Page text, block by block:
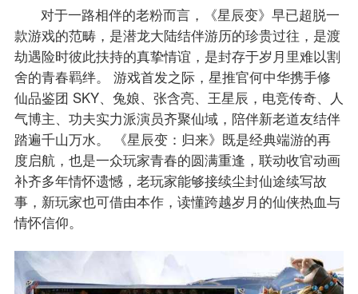
对于一路相伴的老粉而言，《星辰变》早已超脱一
款游戏的范畴，是潜龙大陆结伴游历的珍贵过往，是渡
劫遇险时彼此扶持的真挚情谊，是封存于岁月里难以割
舍的青春羁绊。 游戏首发之际，星推官何中华携手修
仙品鉴团 SKY、兔娘、张含亮、王星辰，电竞传奇、人
气博主、功夫实力派演员齐聚仙域，陪伴新老道友结伴
踏遍千山万水。 《星辰变：归来》既是经典端游的再
度启航，也是一众玩家青春的圆满重逢，联动收官动画
补齐多年情怀遗憾，老玩家能够接续尘封仙途续写故
事，新玩家也可借由本作，读懂跨越岁月的仙侠热血与
情怀信仰。